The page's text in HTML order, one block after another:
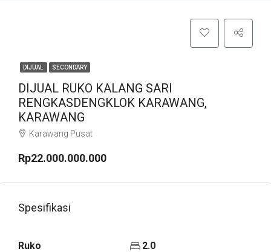
DIJUAL SECONDARY
DIJUAL RUKO KALANG SARI
RENGKASDENGKLOK KARAWANG,
KARAWANG
Karawang Pusat
Rp22.000.000.000
Spesifikasi
Ruko 2.0